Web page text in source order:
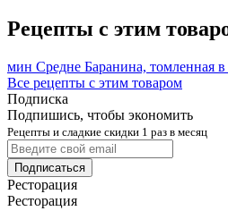
Рецепты с этим
мин Средне Баранина, томленная
Все рецепты с этим товаром
Подписка
Подпишись, чтобы экономить
Рецепты и сладкие скидки 1 раз в месяц
Подписаться
Ресторация
Ресторация